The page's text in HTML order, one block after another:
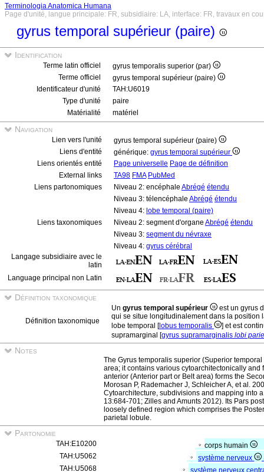
Terminologia Anatomica Humana
Page d'unité, langue principale: FR, subsidiaire: LA, interface: FR, travaux en
gyrus temporal supérieur (paire)
Identification
Terme latin officiel
gyrus temporalis superior (par)
Terme officiel
gyrus temporal supérieur (paire)
Identificateur d'unité
TAH:U6019
Type d'unité
paire
Matérialité
matériel
Navigation
Lien vers l'unité
gyrus temporal supérieur (paire)
Liens d'entité
générique: gyrus temporal supérieur
Liens orientés entité
Page universelle Page de définition
External links
TA98 FMA PubMed
Liens partonomiques
Niveau 2: encéphale Abrégé étendu
Niveau 3: télencéphale Abrégé étendu
Niveau 4: lobe temporal (paire)
Liens taxonomiques
Niveau 2: segment d'organe Abrégé étendu
Niveau 3: segment du névraxe
Niveau 4: gyrus cérébral
Langage subsidiaire avec le
latin
Language principal non Latin
Définition taxonomique
Définition taxonomique
Un gyrus temporal supérieur
est un gyrus
qui se situe longitudinalement dans la position
lobe temporal [lobus temporalis
] et est
supramarginal [gyrus supramarginalis lobi
Notes
The Gyrus temporalis superior (Superior
area; it contains various cytoarchitectonically
anterior (Anterior part or Belt area) forms the
Morosan P, Rademacher J, Schleicher A, et al.
Cytoarchitecture, subdivisions and mapping into
13:684-701; Zilles and Amunts 2012). Its Pars
loosely defined region which comprises the
parietal lobule.
Partonomie
TAH:E10200
corps humain
TAH:U5062
système nerveux
TAH:U5068
système nerveux